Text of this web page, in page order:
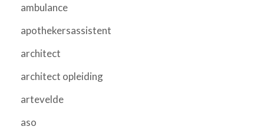
ambulance
apothekersassistent
architect
architect opleiding
artevelde
aso